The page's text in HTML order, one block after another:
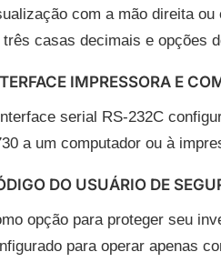
com a mão direita ou
três casas decimais e opções
IMPRESSORA E
serial RS-232C
a um computador ou à
DO USUÁRIO DE
opção para proteger seu
para operar apenas